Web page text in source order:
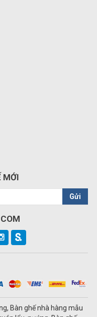
MỚI
Gửi
Bàn ghế nhà hàng mẫu